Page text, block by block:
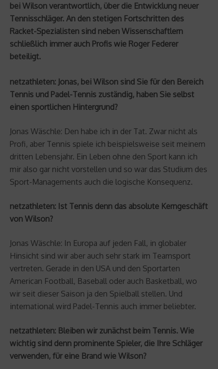
bei Wilson verantwortlich, über die Entwicklung neuer
Tennisschläger. An den stetigen Fortschritten des
Racket-Spezialisten sind neben Wissenschaftlern
schließlich immer auch Profis wie Roger Federer
beteiligt.
netzathleten: Jonas, bei Wilson sind Sie für den Bereich
Tennis und Padel-Tennis zuständig, haben Sie selbst
einen sportlichen Hintergrund?
Jonas Wäschle: Den habe ich in der Tat. Zwar nicht als
Profi, aber Tennis spiele ich beispielsweise seit meinem
dritten Lebensjahr. Ein Leben ohne den Sport kann ich
mir also gar nicht vorstellen und so war das Studium des
Sport-Managements auch die logische Konsequenz.
netzathleten: Ist Tennis denn das absolute Kerngeschäft
von Wilson?
Jonas Wäschle: In Europa auf jeden Fall, in globaler
Hinsicht sind wir aber auch sehr stark im Teamsport
vertreten. Gerade in den USA und den Sportarten
American Football, Baseball oder auch Basketball, wo
wir seit dieser Saison ja den Spielball stellen. Und
international wird Padel-Tennis auch immer beliebter.
netzathleten: Bleiben wir zunächst beim Tennis. Wie
wichtig sind denn prominente Spieler, die Ihre Schläger
verwenden, für eine Brand wie Wilson?